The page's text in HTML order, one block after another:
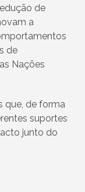
de
a
de
Nações
que, de forma
suportes
junto do